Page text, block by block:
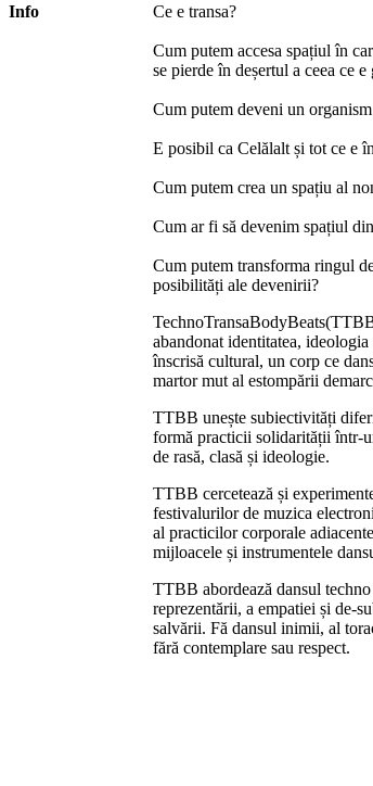
Info
Ce e transa?
Cum putem accesa spațiul în
se pierde în deșertul a ceea ce
Cum putem deveni un
E posibil ca Celălalt și tot ce e
Cum putem crea un spațiu al
Cum ar fi să devenim spațiul
Cum putem transforma ringul
posibilități ale devenirii?
abandonat identitatea,
înscrisă cultural, un corp ce
martor mut al estompării
TTBB unește subiectivități
formă practicii solidarității într-
de rasă, clasă și ideologie.
TTBB cercetează și
festivalurilor de muzica
al practicilor corporale
mijloacele și instrumentele
TTBB abordează dansul
reprezentării, a empatiei și de-
salvării. Fă dansul inimii, al
fără contemplare sau respect.